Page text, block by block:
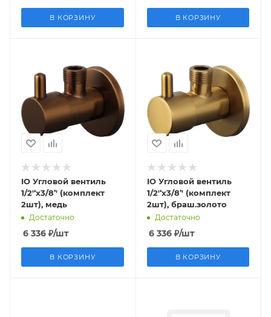
В КОРЗИНУ В КОРЗИНУ
IO Угловой вентиль
1/2'‘x3/8’' (комплект
2шт), медь
Достаточно
6 336 ₽/шт
В КОРЗИНУ
IO Угловой вентиль
1/2'‘x3/8’' (комплект
2шт), браш.золото
Достаточно
6 336₽/шт
В КОРЗИНУ